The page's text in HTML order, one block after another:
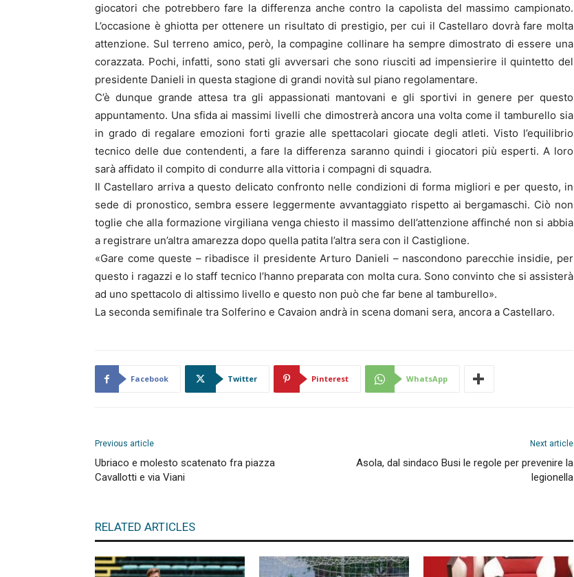
giocatori che potrebbero fare la differenza anche contro la capolista del massimo campionato.
L’occasione è ghiotta per ottenere un risultato di prestigio, per cui il Castellaro dovrà fare molta
attenzione. Sul terreno amico, però, la compagine collinare ha sempre dimostrato di essere una
corazzata. Pochi, infatti, sono stati gli avversari che sono riusciti ad impensierire il quintetto del
presidente Danieli in questa stagione di grandi novità sul piano regolamentare.
C’è dunque grande attesa tra gli appassionati mantovani e gli sportivi in genere per questo
appuntamento. Una sfida ai massimi livelli che dimostrerà ancora una volta come il tamburello sia
in grado di regalare emozioni forti grazie alle spettacolari giocate degli atleti. Visto l’equilibrio
tecnico delle due contendenti, a fare la differenza saranno quindi i giocatori più esperti. A loro
sarà affidato il compito di condurre alla vittoria i compagni di squadra.
Il Castellaro arriva a questo delicato confronto nelle condizioni di forma migliori e per questo, in
sede di pronostico, sembra essere leggermente avvantaggiato rispetto ai bergamaschi. Ciò non
toglie che alla formazione virgiliana venga chiesto il massimo dell’attenzione affinché non si abbia
a registrare un’altra amarezza dopo quella patita l’altra sera con il Castiglione.
«Gare come queste – ribadisce il presidente Arturo Danieli – nascondono parecchie insidie, per
questo i ragazzi e lo staff tecnico l’hanno preparata con molta cura. Sono convinto che si assisterà
ad uno spettacolo di altissimo livello e questo non può che far bene al tamburello».
La seconda semifinale tra Solferino e Cavaion andrà in scena domani sera, ancora a Castellaro.
Facebook Twitter Pinterest WhatsApp
Previous article
Ubriaco e molesto scatenato fra piazza
Cavallotti e via Viani
Next article
Asola, dal sindaco Busi le regole per prevenire la
legionella
RELATED ARTICLES